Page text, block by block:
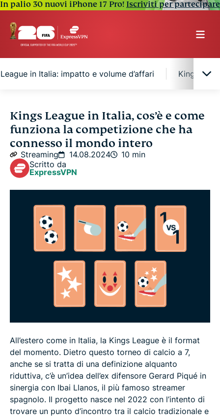
In palio 30 nuovi iPhone 17 Pro! Iscriviti per partecipare
in Italia: impatto e volume d’affari Kings
Un tormentone in Italia e all’estero: le regole
principali della Kings League
I numeri e i volti della Kings League in Italia e non
solo
La Kings League in Italia: impatto e volume d’affari
Kings League: flop o opportunità? Ecco come e
dove vederla in Italia
Kings League Italia, l'intervista a Nicolas Cariglia
(vice-allenatore degli Stallions)
Kings League in Italia, cos’è e come
funziona la competizione che ha
connesso il mondo intero
Streaming 14.08.2024
10 min
Scritto da
ExpressVPN
All’estero come in Italia, la Kings League è il format
del momento. Dietro questo torneo di calcio a 7,
anche se si tratta di una definizione alquanto
riduttiva, c’è un’idea dell’ex difensore Gerard Piqué in
sinergia con Ibai Llanos, il più famoso streamer
spagnolo. Il progetto nasce nel 2022 con l’intento di
trovare un punto d’incontro tra il calcio tradizionale e